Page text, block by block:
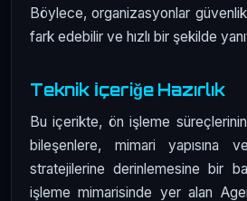
Böylece, organizasyonlar güvenlik
fark edebilir ve hızlı bir şekilde
Teknik İçeriğe Hazırlık
Bu içerikte, ön işleme
bileşenlere, mimari yapısına
stratejilerine derinlemesine bir
işleme mimarisinde yer alan